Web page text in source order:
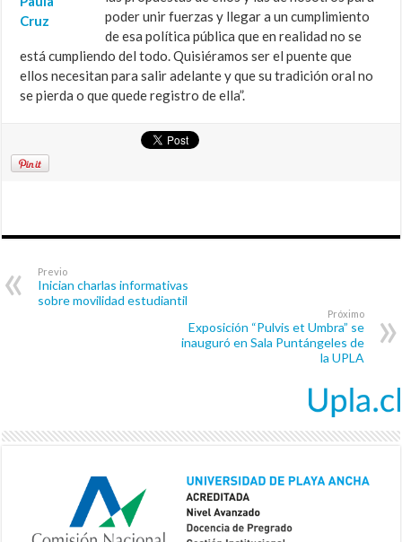
poder unir fuerzas y llegar a un cumplimiento
de esa política pública que en realidad no se
está cumpliendo del todo. Quisiéramos ser el puente que
ellos necesitan para salir adelante y que su tradición oral no
se pierda o que quede registro de ella”.
Previo
Inician charlas informativas
sobre movilidad estudiantil
Próximo
Exposición “Pulvis et Umbra” se
inauguró en Sala Puntángeles de
la UPLA